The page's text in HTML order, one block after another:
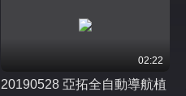
02:22
20190528 亞拓全自動導航植